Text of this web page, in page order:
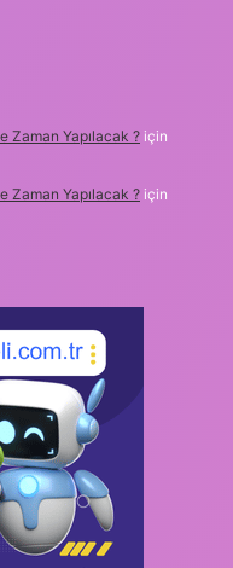
Zaman Yapılacak ? için
Zaman Yapılacak ? için